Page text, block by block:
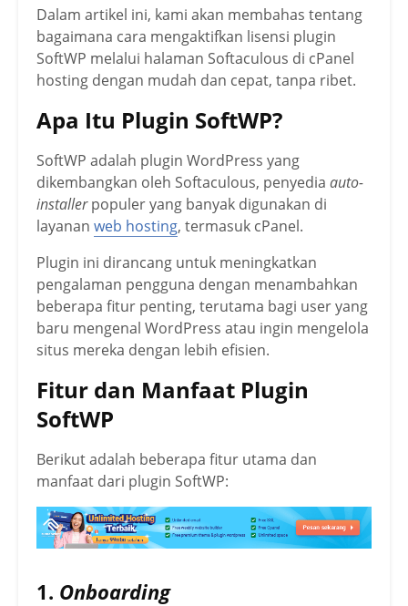
Dalam artikel ini, kami akan membahas tentang
bagaimana cara mengaktifkan lisensi plugin
SoftWP melalui halaman Softaculous di cPanel
hosting dengan mudah dan cepat, tanpa ribet.
Apa Itu Plugin SoftWP?
SoftWP adalah plugin WordPress yang
dikembangkan oleh Softaculous, penyedia auto-
installerpopuler yang banyak digunakan di
layanan web hosting, termasuk cPanel.
Plugin ini dirancang untuk meningkatkan
pengalaman pengguna dengan menambahkan
beberapa fitur penting, terutama bagi user yang
baru mengenal WordPress atau ingin mengelola
situs mereka dengan lebih efisien.
Fitur dan Manfaat Plugin
SoftWP
Berikut adalah beberapa fitur utama dan
manfaat dari plugin SoftWP:
1. Onboarding